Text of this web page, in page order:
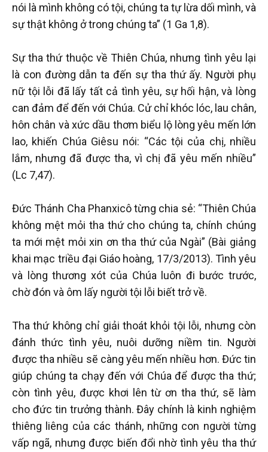
nói là mình không có tội, chúng ta tự lừa dối mình, và
sự thật không ở trong chúng ta” (1 Ga 1,8).
Sự tha thứ thuộc về Thiên Chúa, nhưng tình yêu lại
là con đường dẫn ta đến sự tha thứ ấy. Người phụ
nữ tội lỗi đã lấy tất cả tình yêu, sự hối hận, và lòng
can đảm để đến với Chúa. Cử chỉ khóc lóc, lau chân,
hôn chân và xức dầu thơm biểu lộ lòng yêu mến lớn
lao, khiến Chúa Giêsu nói: “Các tội của chị, nhiều
lắm, nhưng đã được tha, vì chị đã yêu mến nhiều”
(Lc 7,47).
Đức Thánh Cha Phanxicô từng chia sẻ: “Thiên Chúa
không mệt mỏi tha thứ cho chúng ta, chính chúng
ta mới mệt mỏi xin ơn tha thứ của Ngài” (Bài giảng
khai mạc triều đại Giáo hoàng, 17/3/2013). Tình yêu
và lòng thương xót của Chúa luôn đi bước trước,
chờ đón và ôm lấy người tội lỗi biết trở về.
Tha thứ không chỉ giải thoát khỏi tội lỗi, nhưng còn
đánh thức tình yêu, nuôi dưỡng niềm tin. Người
được tha nhiều sẽ càng yêu mến nhiều hơn. Đức tin
giúp chúng ta chạy đến với Chúa để được tha thứ;
còn tình yêu, được khơi lên từ ơn tha thứ, sẽ làm
cho đức tin trưởng thành. Đây chính là kinh nghiệm
thiêng liêng của các thánh, những con người từng
vấp ngã, nhưng được biến đổi nhờ tình yêu tha thứ